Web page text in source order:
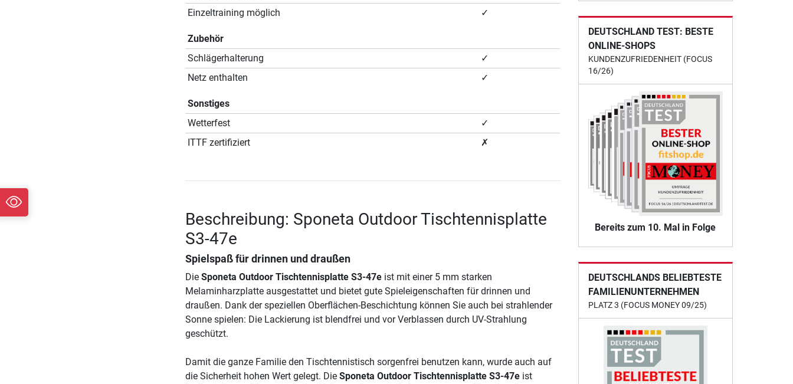
Einzeltraining möglich
✓
Zubehör
Schlägerhalterung
✓
Netz enthalten
✓
Sonstiges
Wetterfest
✓
ITTF zertifiziert
✗
Beschreibung: Sponeta Outdoor Tischtennisplatte
S3-47e
Spielspaß für drinnen und draußen
Die Sponeta Outdoor Tischtennisplatte S3-47eist mit einer 5 mm starken
Melaminharzplatte ausgestattet und bietet gute Spieleigenschaften für drinnen und
draußen. Dank der speziellen Oberflächen-Beschichtung können Sie auch bei strahlender
Sonne spielen: Die Lackierung ist blendfrei und vor Verblassen durch UV-Strahlung
geschützt.
Damit die ganze Familie den Tischtennistisch sorgenfrei benutzen kann, wurde auch auf
die Sicherheit hohen Wert gelegt. Die Sponeta Outdoor Tischtennisplatte S3-47eist
DEUTSCHLAND TEST: BESTE
ONLINE-SHOPS
KUNDENZUFRIEDENHEIT (FOCUS
16/26)
Bereits zum 10. Mal in Folge
DEUTSCHLANDS BELIEBTESTE
FAMILIENUNTERNEHMEN
PLATZ 3 (FOCUS MONEY 09/25)